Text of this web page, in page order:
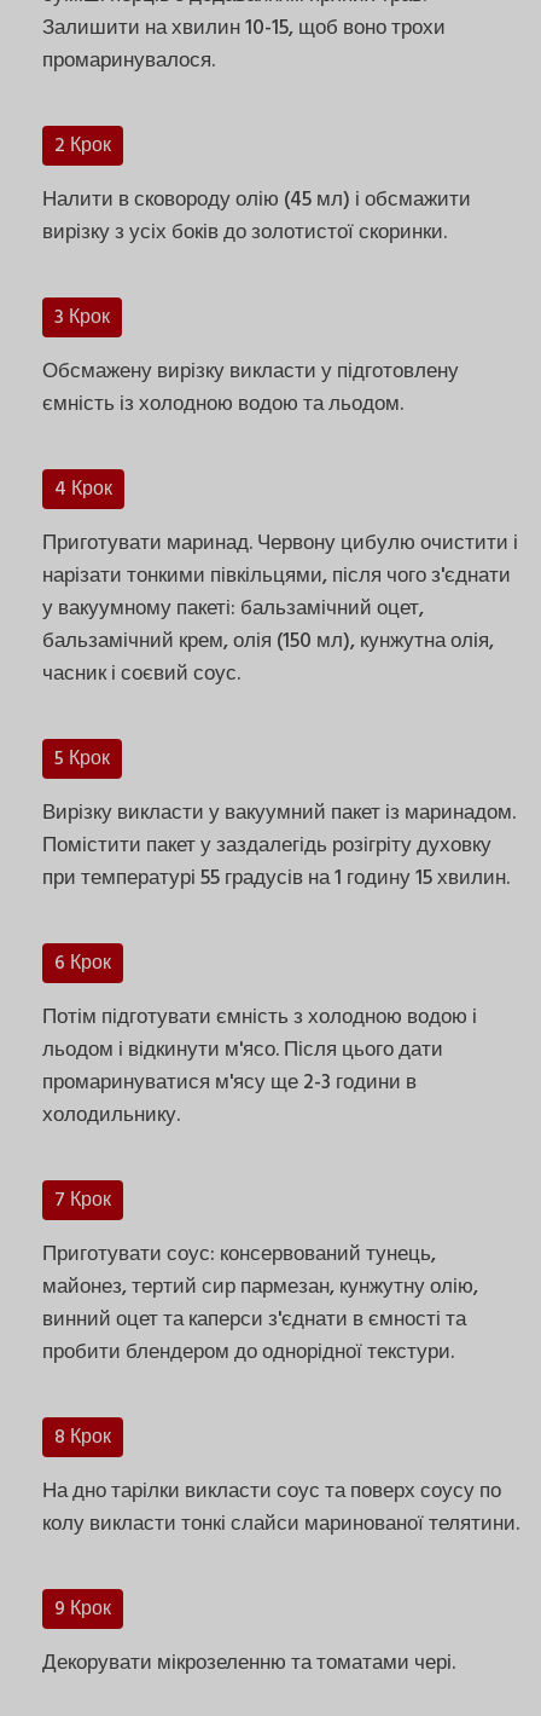
Залишити на хвилин 10-15, щоб воно трохи
промаринувалося.
2 Крок
Налити в сковороду олію (45 мл) і обсмажити
вирізку з усіх боків до золотистої скоринки.
3 Крок
Обсмажену вирізку викласти у підготовлену
ємність із холодною водою та льодом.
4 Крок
Приготувати маринад. Червону цибулю очистити і
нарізати тонкими півкільцями, після чого з'єднати
у вакуумному пакеті: бальзамічний оцет,
бальзамічний крем, олія (150 мл), кунжутна олія,
часник і соєвий соус.
5 Крок
Вирізку викласти у вакуумний пакет із маринадом.
Помістити пакет у заздалегідь розігріту духовку
при температурі 55 градусів на 1 годину 15 хвилин.
6 Крок
Потім підготувати ємність з холодною водою і
льодом і відкинути м'ясо. Після цього дати
промаринуватися м'ясу ще 2-3 години в
холодильнику.
7 Крок
Приготувати соус: консервований тунець,
майонез, тертий сир пармезан, кунжутну олію,
винний оцет та каперси з'єднати в ємності та
пробити блендером до однорідної текстури.
8 Крок
На дно тарілки викласти соус та поверх соусу по
колу викласти тонкі слайси маринованої телятини.
9 Крок
Декорувати мікрозеленню та томатами чері.